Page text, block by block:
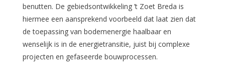
benutten. De gebiedsontwikkeling ’t Zoet Breda is
hiermee een aansprekend voorbeeld dat laat zien dat
de toepassing van bodemenergie haalbaar en
wenselijk is in de energietransitie, juist bij complexe
projecten en gefaseerde bouwprocessen.